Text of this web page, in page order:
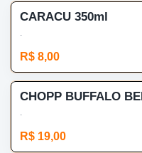
CARACU 350ml
.
R$ 8,00
CHOPP BUFFALO
.
R$ 19,00